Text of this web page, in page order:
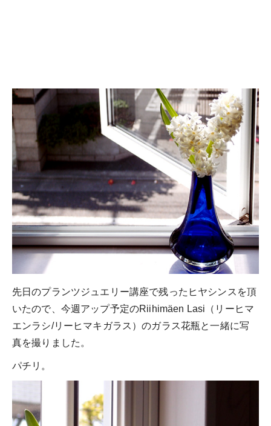
先日のプランツジュエリー講座で残ったヒヤシンスを頂
いたので、今週アップ予定のRiihimäen Lasi（リーヒマ
エンラシ/リーヒマキガラス）のガラス花瓶と一緒に写
真を撮りました。
パチリ。